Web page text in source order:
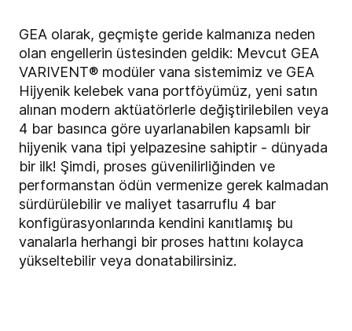
GEA olarak, geçmişte geride kalmanıza neden
olan engellerin üstesinden geldik: Mevcut GEA
VARIVENT® modüler vana sistemimiz ve GEA
Hijyenik kelebek vana portföyümüz, yeni satın
alınan modern aktüatörlerle değiştirilebilen veya
4 bar basınca göre uyarlanabilen kapsamlı bir
hijyenik vana tipi yelpazesine sahiptir - dünyada
bir ilk! Şimdi, proses güvenilirliğinden ve
performanstan ödün vermenize gerek kalmadan
sürdürülebilir ve maliyet tasarruflu 4 bar
konfigürasyonlarında kendini kanıtlamış bu
vanalarla herhangi bir proses hattını kolayca
yükseltebilir veya donatabilirsiniz.